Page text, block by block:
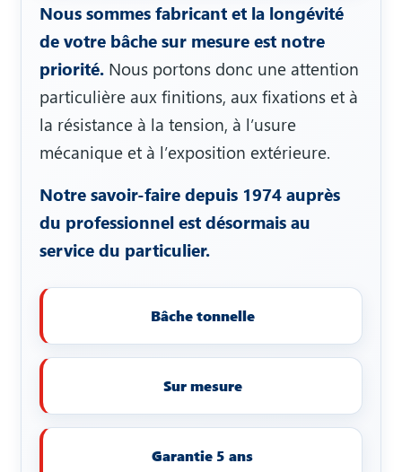
Nous sommes fabricant et la longévité
de votre bâche sur mesure est notre
priorité. Nous portons donc une attention
particulière aux finitions, aux fixations et à
la résistance à la tension, à l’usure
mécanique et à l’exposition extérieure.
Notre savoir-faire depuis 1974 auprès
du professionnel est désormais au
service du particulier.
Bâche tonnelle
Sur mesure
Garantie 5 ans